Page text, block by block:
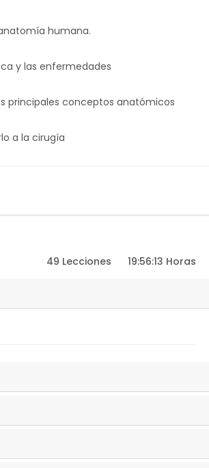
humana.
y las enfermedades
principales conceptos anatómicos
a la cirugía
49 Lecciones 19:56:13 Horas